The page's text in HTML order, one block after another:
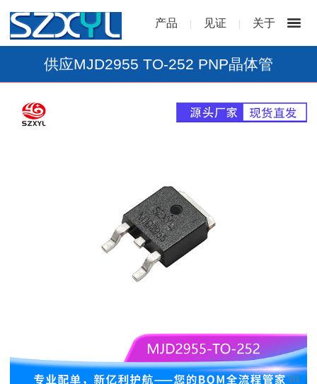
产品 | 见证 | 关于
供应MJD2955 TO-252 PNP晶体管
1/1